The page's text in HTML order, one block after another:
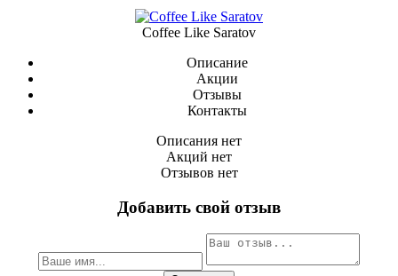
Coffee Like Saratov
Описание
Акции
Отзывы
Контакты
Описания нет
Акций нет
Отзывов нет
Добавить свой отзыв